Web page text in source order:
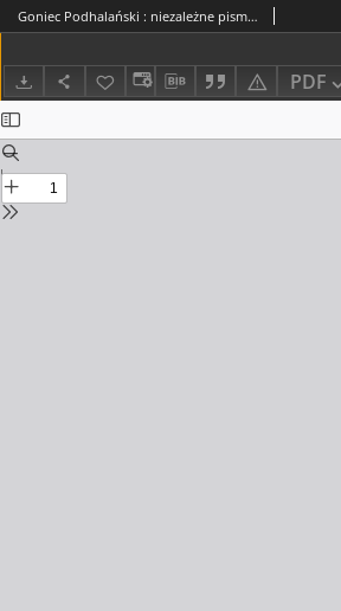
PDF
Goniec Podhalański : niezależne pismo polityczne, społeczno-gospodarcze i literackie. 1927, R.2, nr 07